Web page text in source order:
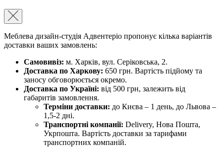
Меблева дизайн-студія Адвентеріо пропонує кілька варіантів
доставки ваших замовлень:
Самовивіз: м. Харків, вул. Серіковська, 2.
Доставка по Харкову: 650 грн. Вартість підйому та
заносу обговорюється окремо.
Доставка по Україні: від 500 грн, залежить від
габаритів замовлення.
Терміни доставки: до Києва – 1 день, до Львова –
1,5-2 дні.
Транспортні компанії: Delivery, Нова Пошта,
Укрпошта. Вартість доставки за тарифами
транспортних компаній.